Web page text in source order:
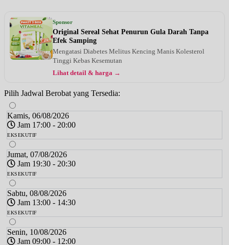
Sponsor
Original Sereal Sehat Penurun Gula Darah Tanpa
Efek Samping
Mengatasi Diabetes Melitus Kencing Manis Kolesterol
Tinggi Kebas Kesemutan
Lihat detail & harga →
Pilih Jadwal Berobat yang Tersedia:
Kamis, 06/08/2026
Jam 17:00 - 20:00
EKSEKUTIF
Jumat, 07/08/2026
Jam 19:30 - 20:30
EKSEKUTIF
Sabtu, 08/08/2026
Jam 13:00 - 14:30
EKSEKUTIF
Senin, 10/08/2026
Jam 09:00 - 12:00